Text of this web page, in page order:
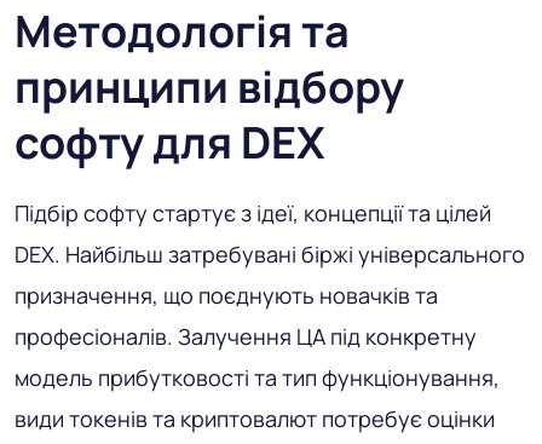
Методологія та
принципи відбору
софту для DEX
Підбір софту стартує з ідеї, концепції та цілей
DEX. Найбільш затребувані біржі універсального
призначення, що поєднують новачків та
професіоналів. Залучення ЦА під конкретну
модель прибутковості та тип функціонування,
види токенів та криптовалют потребує оцінки